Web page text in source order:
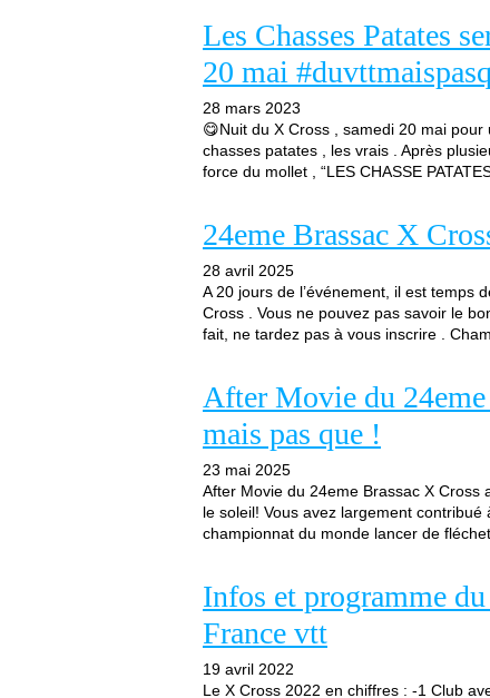
Les Chasses Patates
20 mai
28 mars 2023
😋Nuit du X Cross , samedi 20 mai
chasses patates , les vrais . Après
force du mollet , “LES CHASSE
24eme Brassac X
28 avril 2025
A 20 jours de l’événement, il est temps
Cross . Vous ne pouvez pas savoir le
fait, ne tardez pas à vous inscrire .
After Movie du
mais pas que !
23 mai 2025
After Movie du 24eme Brassac X
le soleil! Vous avez largement
championnat du monde lancer de
Infos et programme
France vtt
19 avril 2022
Le X Cross 2022 en chiffres : -1 Club